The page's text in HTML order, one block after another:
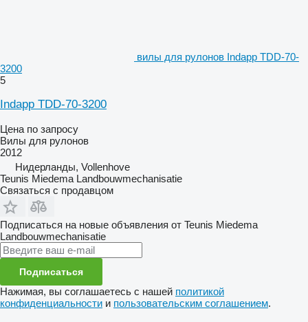
вилы для рулонов Indapp TDD-70-
3200
5
Indapp TDD-70-3200
Цена по запросу
Вилы для рулонов
2012
Нидерланды, Vollenhove
Teunis Miedema Landbouwmechanisatie
Связаться с продавцом
Подписаться на новые объявления от Teunis Miedema
Landbouwmechanisatie
Подписаться
Нажимая, вы соглашаетесь с нашей политикой
конфиденциальности и пользовательским соглашением.